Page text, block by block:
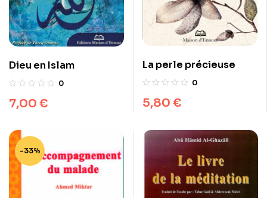
Dieu en Islam
0
7,00 €
La perle précieuse
0
5,80 €
-33%